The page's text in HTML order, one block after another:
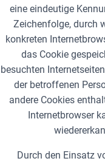
eine eindeutige
Zeichenfolge, durch
konkreten
das Cookie
besuchten
der betroffenen
andere Cookies
Internetbrowser
Durch den Einsatz